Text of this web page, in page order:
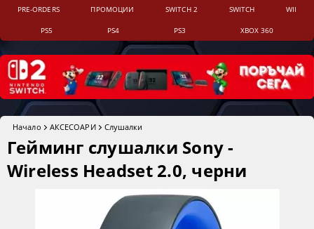
PRE-ORDERS ПРОМОЦИИ SWITCH 2 SWITCH WII
PS5 PS4 PS3 XBOX 360
Начало АКСЕСОАРИ Слушалки
Гейминг слушалки Sony -
Wireless Headset 2.0, черни